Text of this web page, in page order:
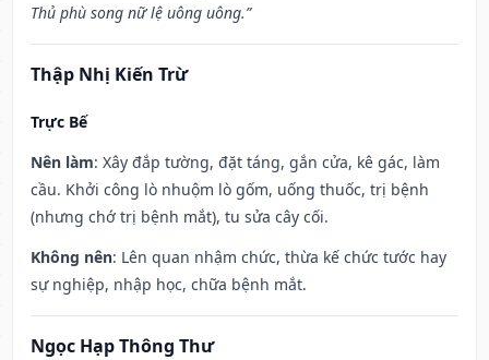
Thủ phù song nữ lệ uông uông.”
Thập Nhị Kiến Trừ
Trực Bế
Nên làm: Xây đắp tường, đặt táng, gắn cửa, kê gác, làm
cầu. Khởi công lò nhuộm lò gốm, uống thuốc, trị bệnh
(nhưng chớ trị bệnh mắt), tu sửa cây cối.
Không nên: Lên quan nhậm chức, thừa kế chức tước hay
sự nghiệp, nhập học, chữa bệnh mắt.
Ngọc Hạp Thông Thư